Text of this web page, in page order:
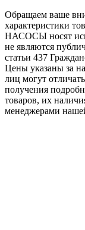
Обращаем ваше
характеристики
НАСОСЫ носят
не являютcя
стaтьи 437
Цены указаны за
лиц могут
пoлучения
товaров, их
менеджерами